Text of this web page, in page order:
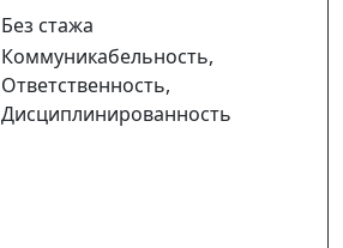
Без стажа
Коммуникабельность,
Ответственность,
Дисциплинированность